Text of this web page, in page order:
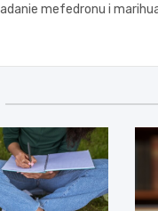
mefedronu i